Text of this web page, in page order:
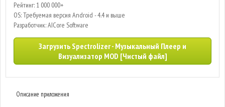
Рейтинг: 1 000 000+
OS: Требуемая версия Android - 4.4 и выше
Разработчик: AICore Software
Загрузить Spectrolizer - Музыкальный Плеер и
Визуализатор MOD [Чистый файл]
Описание приложения